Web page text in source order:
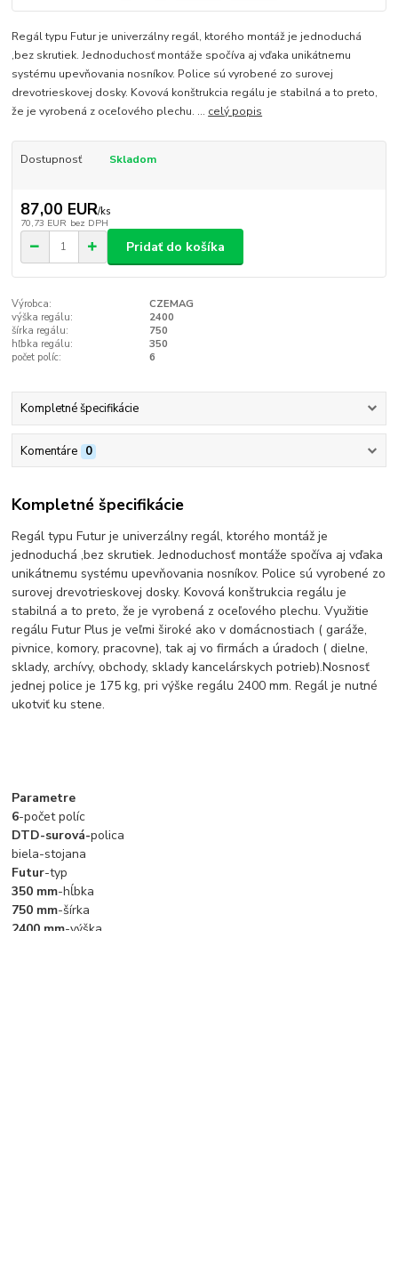
Regál typu Futur je univerzálny regál, ktorého montáž je jednoduchá
,bez skrutiek. Jednoduchosť montáže spočíva aj vďaka unikátnemu
systému upevňovania nosníkov. Police sú vyrobené zo surovej
drevotrieskovej dosky. Kovová konštrukcia regálu je stabilná a to preto,
že je vyrobená z oceľového plechu. ... celý popis
Dostupnosť Skladom
87,00 EUR/ks
70,73 EUR bez DPH
Pridať do košíka
Výrobca:
CZEMAG
výška regálu:
2400
šírka regálu:
750
hľbka regálu:
350
počet políc:
6
Kompletné špecifikácie
Komentáre 0
Kompletné špecifikácie
Regál typu Futur je univerzálny regál, ktorého montáž je
jednoduchá ,bez skrutiek. Jednoduchosť montáže spočíva aj vďaka
unikátnemu systému upevňovania nosníkov. Police sú vyrobené zo
surovej drevotrieskovej dosky. Kovová konštrukcia regálu je
stabilná a to preto, že je vyrobená z oceľového plechu. Využitie
regálu Futur Plus je veľmi široké ako v domácnostiach ( garáže,
pivnice, komory, pracovne), tak aj vo firmách a úradoch ( dielne,
sklady, archívy, obchody, sklady kancelárskych potrieb).Nosnosť
jednej police je 175 kg, pri výške regálu 2400 mm. Regál je nutné
ukotviť ku stene.
Parametre
6-počet políc
DTD-surová-polica
biela-stojana
Futur-typ
350 mm-hĺbka
750 mm-šírka
2400 mm-výška